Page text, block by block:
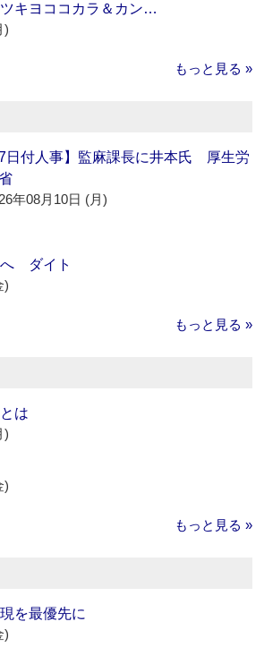
キヨココカラ＆カン…
)
もっと見る »
7日付人事】監麻課長に井本氏 厚生労
年08月10日 (月)
へ ダイト
)
もっと見る »
は
)
)
もっと見る »
を最優先に
)